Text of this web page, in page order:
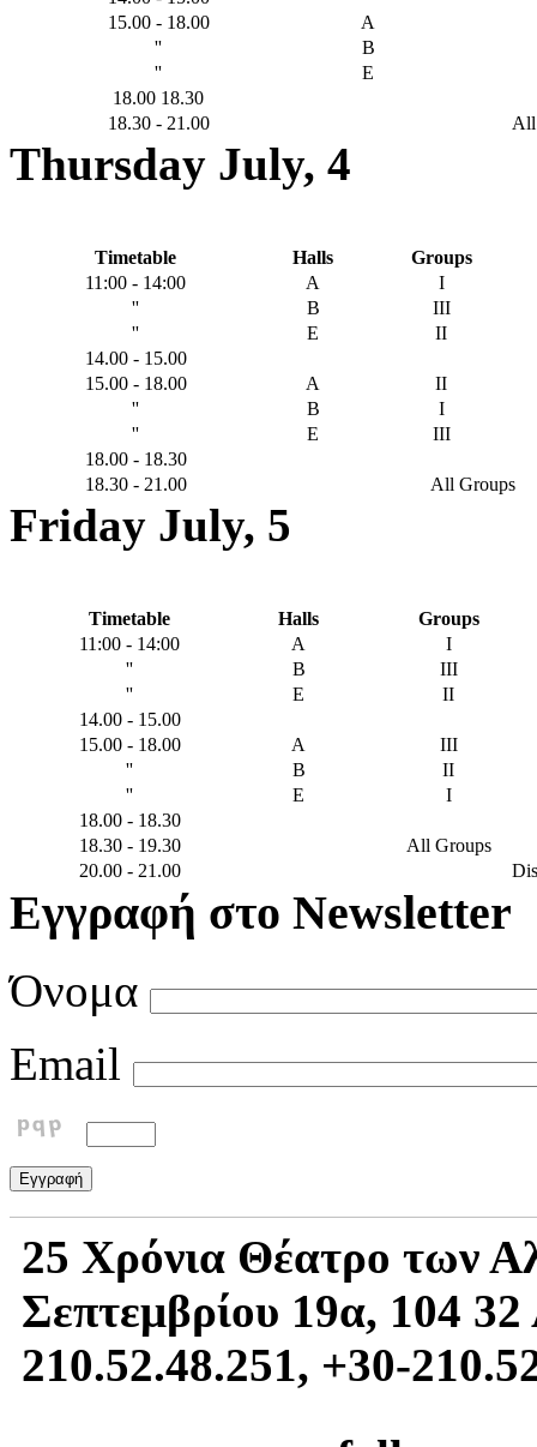
15.00 - 18.00
A
''
B
''
E
18.00 18.30
18.30 - 21.00
All
Thursday July, 4
Timetable Halls
Groups
11:00 - 14:00
Α
Ι
''
Β
IIΙ
''
Ε
ΙΙ
14.00 - 15.00
15.00 - 18.00
Α
ΙΙ
''
Β
Ι
''
Ε
III
18.00 - 18.30
18.30 - 21.00
All Groups
Friday July, 5
Timetable Halls
Groups
11:00 - 14:00
A
Ι
''
B
ΙΙΙ
''
E
ΙI
14.00 - 15.00
15.00 - 18.00
A
ΙΙI
''
B
ΙΙ
''
E
Ι
18.00 - 18.30
18.30 - 19.30
All Groups
20.00 - 21.00
Εγγραφή στο Newsletter
Όνομα
Email
25 Χρόνια Θέατρο των
Σεπτεμβρίου 19α, 104
210.52.48.251, +30-